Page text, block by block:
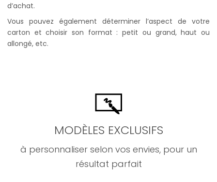
d’achat.
Vous pouvez également déterminer l’aspect de votre
carton et choisir son format : petit ou grand, haut ou
allongé, etc.
MODÈLES EXCLUSIFS
à personnaliser selon vos envies, pour un
résultat parfait